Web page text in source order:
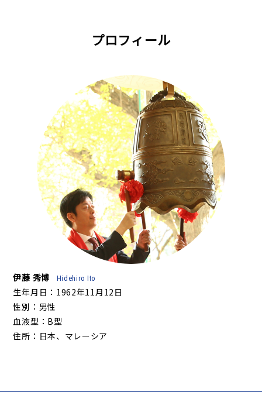
プロフィール
伊藤 秀博 Hidehiro Ito
生年月日：1962年11月12日
性別：男性
血液型：B型
住所：日本、マレーシア